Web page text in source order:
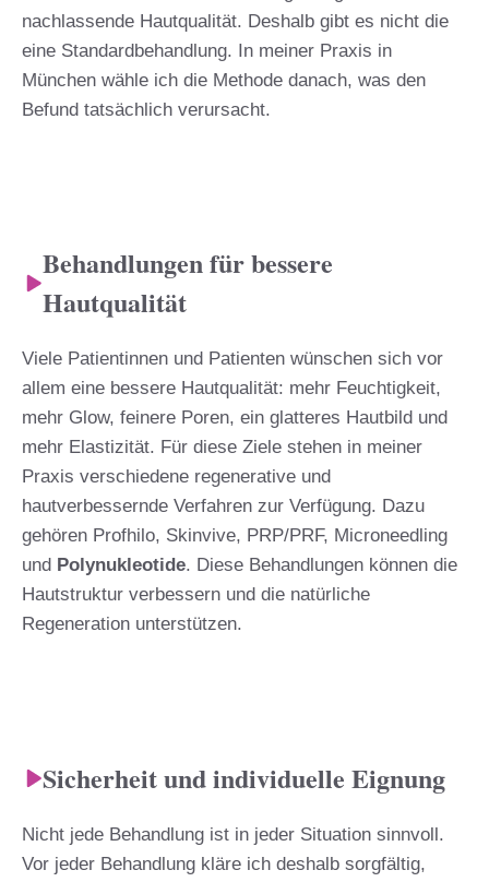
nachlassende Hautqualität. Deshalb gibt es nicht die
eine Standardbehandlung. In meiner Praxis in
München wähle ich die Methode danach, was den
Befund tatsächlich verursacht.
Behandlungen für bessere
Hautqualität
Viele Patientinnen und Patienten wünschen sich vor
allem eine bessere Hautqualität: mehr Feuchtigkeit,
mehr Glow, feinere Poren, ein glatteres Hautbild und
mehr Elastizität. Für diese Ziele stehen in meiner
Praxis verschiedene regenerative und
hautverbessernde Verfahren zur Verfügung. Dazu
gehören Profhilo, Skinvive, PRP/PRF, Microneedling
und Polynukleotide. Diese Behandlungen können die
Hautstruktur verbessern und die natürliche
Regeneration unterstützen.
Sicherheit und individuelle Eignung
Nicht jede Behandlung ist in jeder Situation sinnvoll.
Vor jeder Behandlung kläre ich deshalb sorgfältig,